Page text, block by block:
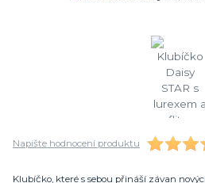
Napište hodnocení produktu
Klubíčko, které s sebou přináší závan